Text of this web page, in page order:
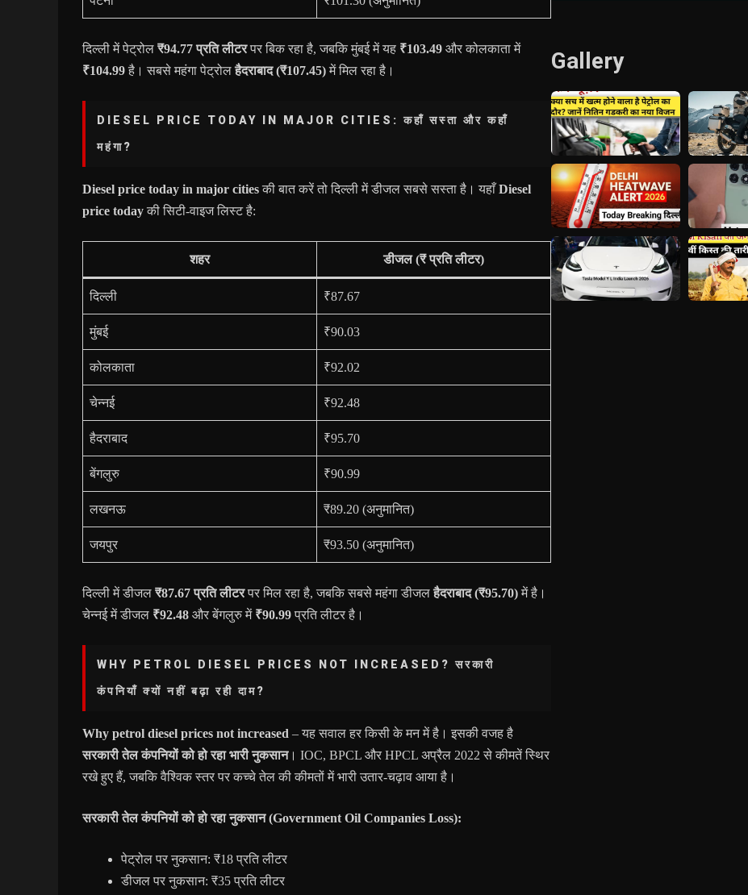
दिल्ली में पेट्रोल ₹94.77 प्रति लीटरपर बिक रहा है, जबकि मुंबई में यह ₹103.49 और कोलकाता में
₹104.99है। सबसे महंगा पेट्रोलहैदराबाद (₹107.45)में मिल रहा है।
DIESEL PRICE TODAY IN MAJOR CITIES: कहाँ सस्ता और कहाँ
महंगा?
Diesel price today in major citiesकी बात करें तो दिल्ली में डीजल सबसे सस्ता है। यहाँDiesel
price todayकी सिटी-वाइज लिस्ट है:
शहर डीजल (₹ प्रति लीटर)
दिल्ली ₹87.67
मुंबई ₹90.03
कोलकाता ₹92.02
चेन्नई ₹92.48
हैदराबाद ₹95.70
बेंगलुरु ₹90.99
लखनऊ ₹89.20 (अनुमानित)
जयपुर ₹93.50 (अनुमानित)
दिल्ली में डीजल ₹87.67 प्रति लीटरपर मिल रहा है, जबकि सबसे महंगा डीजलहैदराबाद (₹95.70)में है।
चेन्नई में डीजल ₹92.48 और बेंगलुरु में ₹90.99प्रति लीटर है।
WHY PETROL DIESEL PRICES NOT INCREASED? सरकारी
कंपनियाँ क्यों नहीं बढ़ा रही दाम?
Why petrol diesel prices not increased – यह सवाल हर किसी के मन में है। इसकी वजह है
सरकारी तेल कंपनियों को हो रहा भारी नुकसान। IOC, BPCL और HPCL अप्रैल 2022 से कीमतें स्थिर
रखे हुए हैं, जबकि वैश्विक स्तर पर कच्चे तेल की कीमतों में भारी उतार-चढ़ाव आया है।
सरकारी तेल कंपनियों को हो रहा नुकसान (Government Oil Companies Loss):
पेट्रोल पर नुकसान: ₹18 प्रति लीटर
डीजल पर नुकसान: ₹35 प्रति लीटर
Gallery